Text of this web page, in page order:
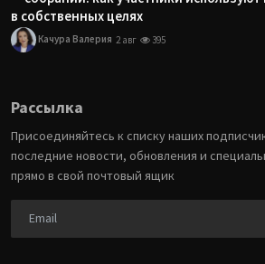
в собственных целях
Качура Валерия 2 авг 395
Рассылка
Присоединяйтесь к списку наших
последние новости, обновления и
прямо в свой почтовый ящик